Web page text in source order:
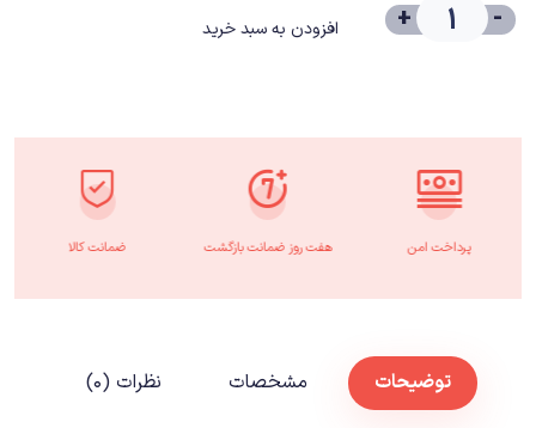
-
+ افزودن به سبد خرید
پرداخت امن هفت روز ضمانت بازگشت ضمانت کالا
توضیحات مشخصات نظرات (۰)